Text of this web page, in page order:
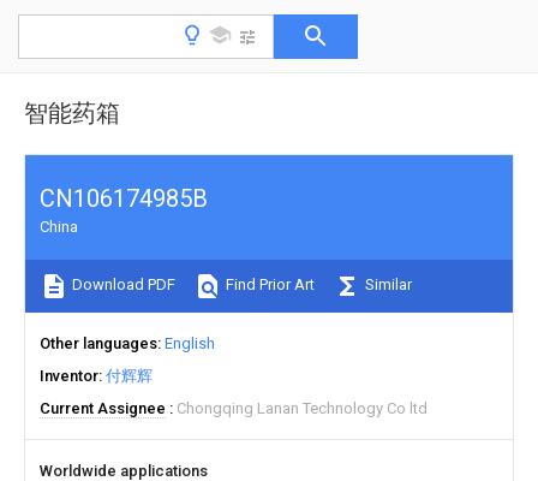
智能药箱
CN106174985B
China
Download PDF Find Prior Art Similar
Other languages English
Inventor 付辉辉
Current Assignee
Chongqing Lanan Technology Co ltd
Worldwide applications